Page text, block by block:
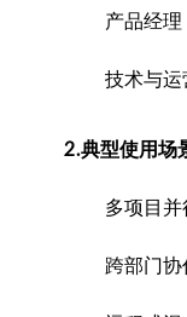
产品经理
技术与运
2.典型使用场
多项目并
跨部门协